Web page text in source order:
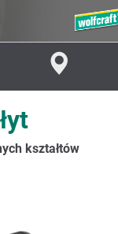
kształtów